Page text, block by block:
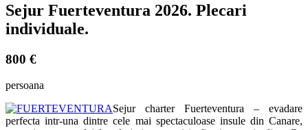
Sejur Fuerteventura 2026. Plecari
individuale.
800 €
persoana
Sejur charter Fuerteventura – evadare
perfecta intr-una dintre cele mai spectaculoase insule din Canare,